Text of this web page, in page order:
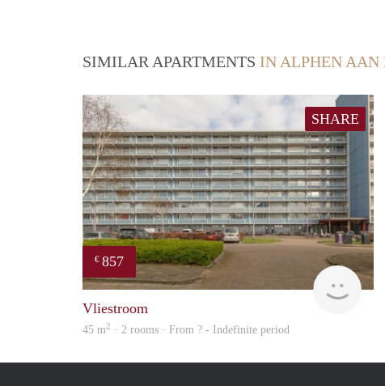
SIMILAR APARTMENTS IN ALPHEN AAN
SHARE
€ 857
finder
Vliestroom
45 m2 · 2 rooms · From ? - Indefinite period